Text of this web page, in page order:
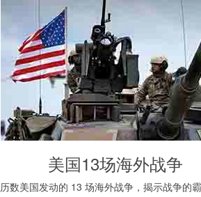
美国13场海外战争
历数美国发动的 13 场海外战争，揭示战争的